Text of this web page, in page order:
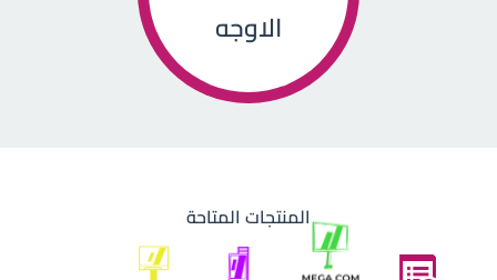
الاوجه
المنتجات المتاحة